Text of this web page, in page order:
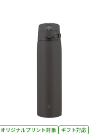
オリジナルプリント対象
ギフト対応